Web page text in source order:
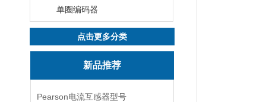
单圈编码器
点击更多分类
新品推荐
Pearson电流互感器型号